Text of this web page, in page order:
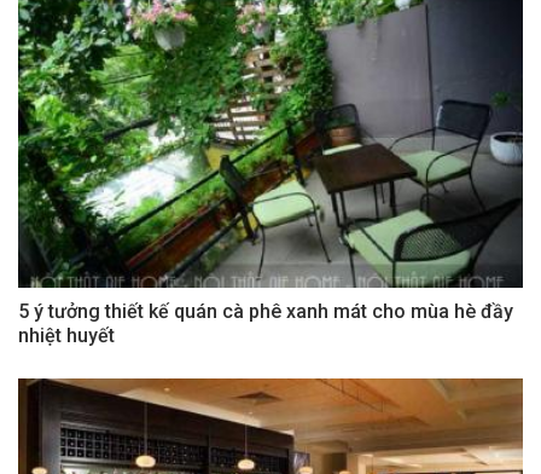
5 ý tưởng thiết kế quán cà phê xanh mát cho mùa hè đầy
nhiệt huyết